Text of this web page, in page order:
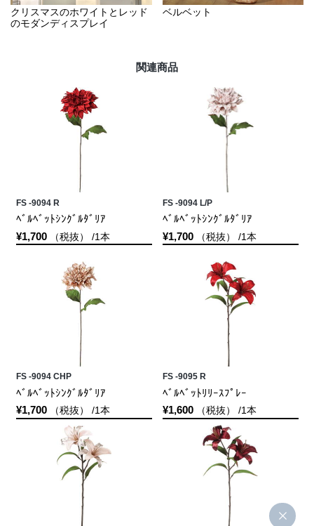
クリスマスのホワイトとレッド
のモダンディスプレイ
ベルベット
関連商品
FS -9094 R
ﾍﾞﾙﾍﾞｯﾄｼﾝｸﾞﾙﾀﾞﾘｱ
¥1,700（税抜） /1本
FS -9094 L/P
ﾍﾞﾙﾍﾞｯﾄｼﾝｸﾞﾙﾀﾞﾘｱ
¥1,700（税抜） /1本
FS -9094 CHP
ﾍﾞﾙﾍﾞｯﾄｼﾝｸﾞﾙﾀﾞﾘｱ
¥1,700（税抜） /1本
FS -9095 R
ﾍﾞﾙﾍﾞｯﾄﾘﾘｰｽﾌﾟﾚｰ
¥1,600（税抜） /1本